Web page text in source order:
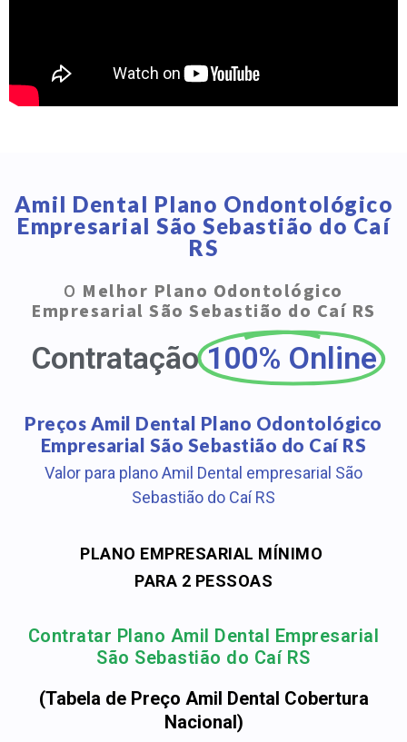
Amil Dental Plano Ondontológico
Empresarial São Sebastião do Caí
RS
O Melhor Plano Odontológico
Empresarial São Sebastião do Caí RS
Contratação 100% Online
Preços Amil Dental Plano Odontológico
Empresarial São Sebastião do Caí RS
Valor para plano Amil Dental empresarial São
Sebastião do Caí RS
PLANO EMPRESARIAL MÍNIMO
PARA 2 PESSOAS
Contratar Plano Amil Dental Empresarial
São Sebastião do Caí RS
(Tabela de Preço Amil Dental Cobertura
Nacional)